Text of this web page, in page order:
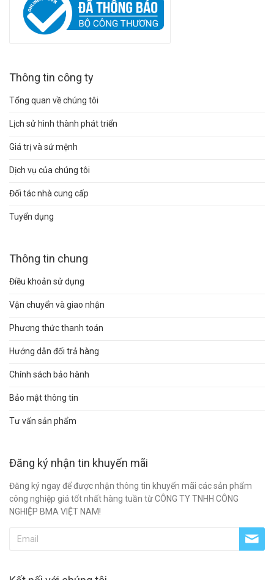
Thông tin công ty
Tổng quan về chúng tôi
Lịch sử hình thành phát triển
Giá trị và sứ mệnh
Dịch vụ của chúng tôi
Đối tác nhà cung cấp
Tuyển dụng
Thông tin chung
Điều khoản sử dụng
Vận chuyển và giao nhận
Phương thức thanh toán
Hướng dẫn đổi trả hàng
Chính sách bảo hành
Bảo mật thông tin
Tư vấn sản phẩm
Đăng ký nhận tin khuyến mãi
Đăng ký ngay để được nhận thông tin khuyến mãi các sản phẩm
công nghiệp giá tốt nhất hàng tuần từ CÔNG TY TNHH CÔNG
NGHIỆP BMA VIỆT NAM!